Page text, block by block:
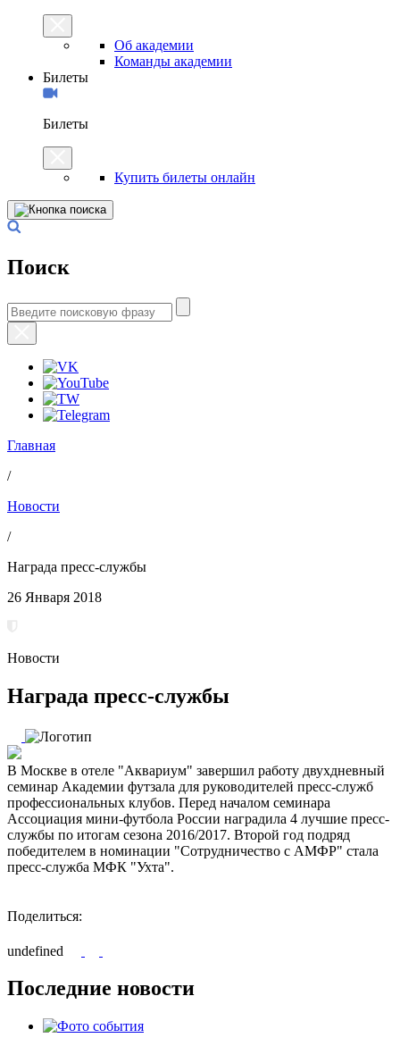
Об академии
Команды академии
Билеты
Билеты
Купить билеты онлайн
Поиск
Главная
/
Новости
/
Награда пресс-службы
26 Января 2018
Новости
Награда пресс-службы
В Москве в отеле "Аквариум" завершил работу двухдневный
семинар Академии футзала для руководителей пресс-служб
профессиональных клубов. Перед началом семинара
Ассоциация мини-футбола России наградила 4 лучшие пресс-
службы по итогам сезона 2016/2017. Второй год подряд
победителем в номинации "Сотрудничество с АМФР" стала
пресс-служба МФК "Ухта".
Поделиться:
undefined
Последние новости